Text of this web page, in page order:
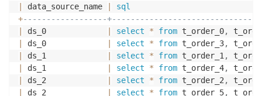
data_source_name
sql
+------------------
ds_0 select * from t_order_0,
ds_0 select * from t_order_3,
ds_1 select * from t_order_1,
ds_1 select * from t_order_4,
ds_2 select * from t_order_2,
ds_2 select * from t_order_5,